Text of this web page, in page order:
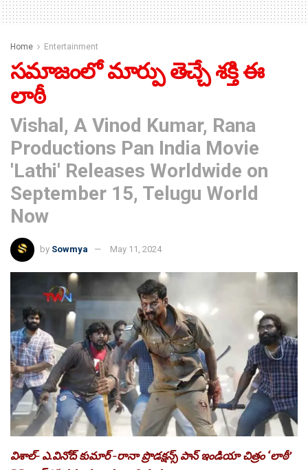
Home Entertainment
సమాజంలో మార్పు తెచ్చే శక్తి ఈ
లాఠీ
Vishal, A Vinod Kumar, Rana
Productions Pan India Movie
'Lathi' Releases Worldwide on
September 15, Telugu World
Now
by Sowmya May 11, 2024
విశాల్- ఎ.వినోద్‌ కుమార్‌ -రానా ప్రొడక్షన్స్ పాన్ ఇండియా చిత్రం ‘లాఠీ’